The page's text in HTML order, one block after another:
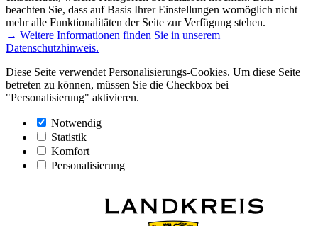
beachten Sie, dass auf Basis Ihrer Einstellungen womöglich nicht
mehr alle Funktionalitäten der Seite zur Verfügung stehen.
→ Weitere Informationen finden Sie in unserem
Datenschutzhinweis.
Diese Seite verwendet Personalisierungs-Cookies. Um diese Seite
betreten zu können, müssen Sie die Checkbox bei
"Personalisierung" aktivieren.
Notwendig
Statistik
Komfort
Personalisierung